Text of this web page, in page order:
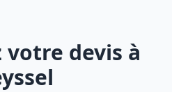
votre devis à